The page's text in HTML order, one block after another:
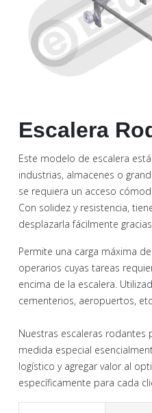
Escalera
Este modelo de escalera
industrias, almacenes o
se requiera un acceso
Con solidez y resistencia,
desplazarla fácilmente
Permite una carga máxima
operarios cuyas tareas
encima de la escalera.
cementerios, aeropuertos,
Nuestras escaleras rodantes
medida especial
logístico y agregar valor al
específicamente para cada